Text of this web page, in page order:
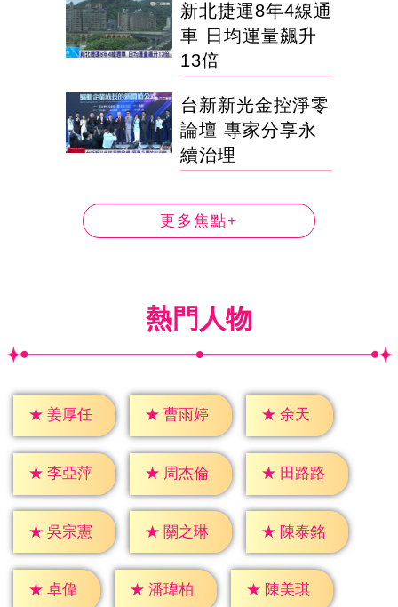
新北捷運8年4線通
車 日均運量飆升
13倍
台新新光金控淨零
論壇 專家分享永
續治理
更多焦點+
熱門人物
★ 姜厚任 ★ 曹雨婷 ★ 余天
★ 李亞萍 ★ 周杰倫 ★ 田路路
★ 吳宗憲 ★ 關之琳 ★ 陳泰銘
★ 卓偉 ★ 潘瑋柏 ★ 陳美琪